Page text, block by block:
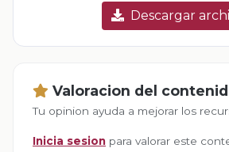
Descargar
Valoracion del
Tu opinion ayuda a mejorar los
Inicia sesion para valorar este